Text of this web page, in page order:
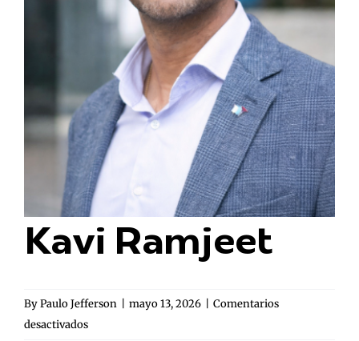
Kavi Ramjeet
ByPaulo Jefferson mayo 13, 2026
Comentarios
desactivadosen